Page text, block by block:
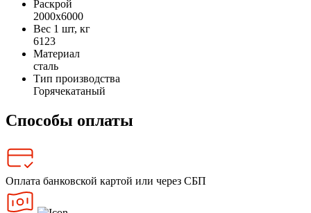
Раскрой
2000х6000
Вес 1 шт, кг
6123
Материал
сталь
Тип производства
Горячекатаный
Способы оплаты
Оплата банковской картой или через СБП